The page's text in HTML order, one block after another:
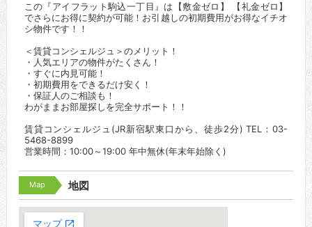
この『アイフラット駒込一丁目』は【敷金ゼロ】 【礼金ゼロ】
でさらにお得に契約が可能！お引越しの初期費用がお得なイチオ
シ物件です！！
＜賃貸コンシェルジュ＞のメリット！
・人気エリアの物件がたくさん！
・すぐに内見可能！
・初期費用をできるだけ安く！
・保証人のご相談も！
わがままお部屋探しを完全サポート！！
賃貸コンシェルジュ(JR新宿駅東口から、徒歩2分) TEL：03-
5468-8899
営業時間：10:00～19:00 年中無休(年末年始除く)
Map 地図